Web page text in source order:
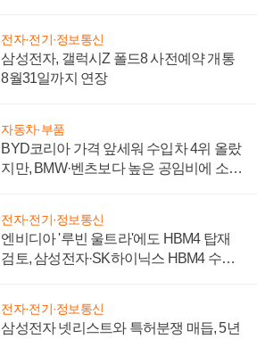
전자·전기·정보통신
삼성전자, 갤럭시Z 폴드8 사전예약 개통
8월31일까지 연장
자동차·부품
BYD코리아 가격 앞세워 수입차 4위 올랐
지만, BMW·벤츠보다 높은 공임비에 소비
전자·전기·정보통신
엔비디아 '루빈 울트라'에도 HBM4 탑재
검토, 삼성전자·SK하이닉스 HBM4 수율
전자·전기·정보통신
삼성전자 넷리스트와 특허분쟁 매듭, 5년